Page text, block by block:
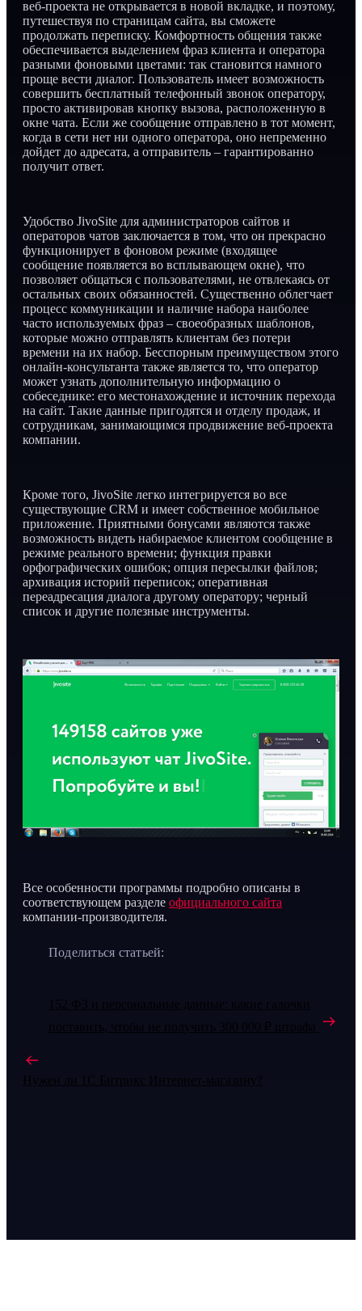
веб-проекта не открывается в новой вкладке, и поэтому,
путешествуя по страницам сайта, вы сможете
продолжать переписку. Комфортность общения также
обеспечивается выделением фраз клиента и оператора
разными фоновыми цветами: так становится намного
проще вести диалог. Пользователь имеет возможность
совершить бесплатный телефонный звонок оператору,
просто активировав кнопку вызова, расположенную в
окне чата. Если же сообщение отправлено в тот момент,
когда в сети нет ни одного оператора, оно непременно
дойдет до адресата, а отправитель – гарантированно
получит ответ.
Удобство JivoSite для администраторов сайтов и
операторов чатов заключается в том, что он прекрасно
функционирует в фоновом режиме (входящее
сообщение появляется во всплывающем окне), что
позволяет общаться с пользователями, не отвлекаясь от
остальных своих обязанностей. Существенно облегчает
процесс коммуникации и наличие набора наиболее
часто используемых фраз – своеобразных шаблонов,
которые можно отправлять клиентам без потери
времени на их набор. Бесспорным преимуществом этого
онлайн-консультанта также является то, что оператор
может узнать дополнительную информацию о
собеседнике: его местонахождение и источник перехода
на сайт. Такие данные пригодятся и отделу продаж, и
сотрудникам, занимающимся продвижение веб-проекта
компании.
Кроме того, JivoSite легко интегрируется во все
существующие CRM и имеет собственное мобильное
приложение. Приятными бонусами являются также
возможность видеть набираемое клиентом сообщение в
режиме реального времени; функция правки
орфографических ошибок; опция пересылки файлов;
архивация историй переписок; оперативная
переадресация диалога другому оператору; черный
список и другие полезные инструменты.
Все особенности программы подробно описаны в
соответствующем разделе официального сайта
компании-производителя.
Поделиться статьей:
152 ФЗ и персональные данные: какие галочки
поставить, чтобы не получить 300 000 ₽ штрафа
Нужен ли 1С Битрикс Интернет-магазину?